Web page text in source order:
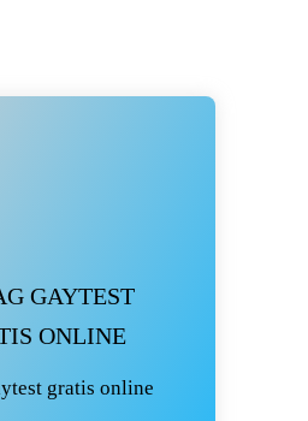
GAYTEST
ONLINE
gratis online